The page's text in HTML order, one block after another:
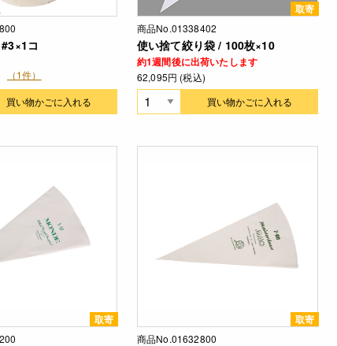
コ
（1件）
買い物かごに入れる
取寄
商品No.01338402
使い捨て絞り袋 / 100枚×10
約1週間後に出荷いたします
62,095円 (税込)
買い物かごに入れる
取寄 取寄
商品No.01632800